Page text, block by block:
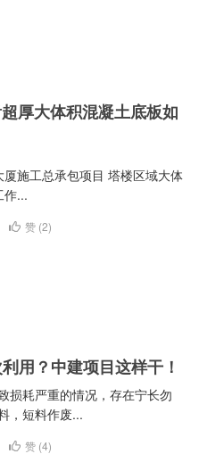
厚大体积混凝土底板如
施工总承包项目 塔楼区域大体
作...
赞 (2)
用？中建项目这样干！
损耗严重的情况，存在宁长勿
，短料作废...
赞 (4)